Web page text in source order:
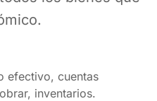
efectivo, cuentas
inventarios.